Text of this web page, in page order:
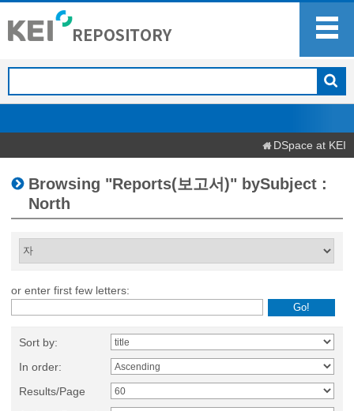
DSpace at KEI
Browsing "Reports(보고서)" bySubject :
North
or enter first few letters:
Sort by:
In order:
Results/Page